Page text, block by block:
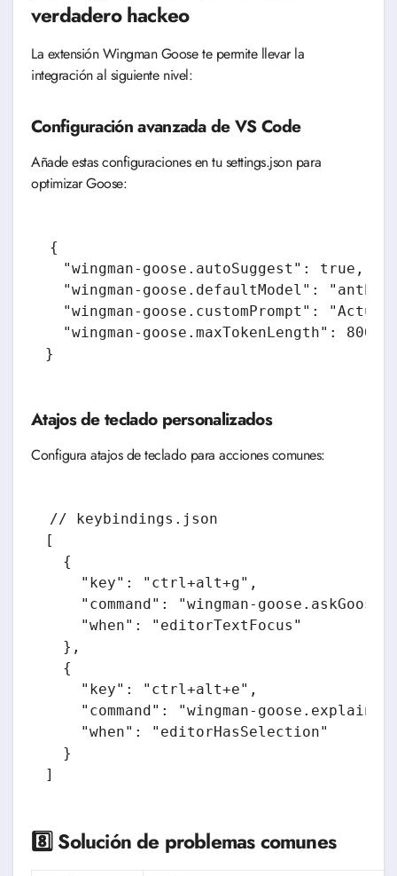
verdadero hackeo
La extensión Wingman Goose te permite llevar la
integración al siguiente nivel:
Configuración avanzada de VS Code
Añade estas configuraciones en tu settings.json para
optimizar Goose:
{
  "wingman-goose.autoSuggest": true,
"wingman-goose.defaultModel":
"wingman-goose.customPrompt": "Actúa
  "wingman-goose.maxTokenLength": 8000
}
Atajos de teclado personalizados
Configura atajos de teclado para acciones comunes:
// keybindings.json
[
  {
    "key": "ctrl+alt+g",
"command": "wingman-
    "when": "editorTextFocus"
  },
  {
    "key": "ctrl+alt+e",
"command": "wingman-
    "when": "editorHasSelection"
  }
]
8️⃣ Solución de problemas comunes